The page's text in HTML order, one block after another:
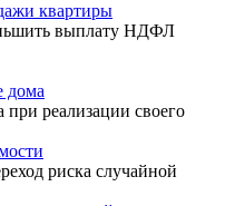
квартиры
выплату НДФЛ
дома
при реализации своего
риска случайной